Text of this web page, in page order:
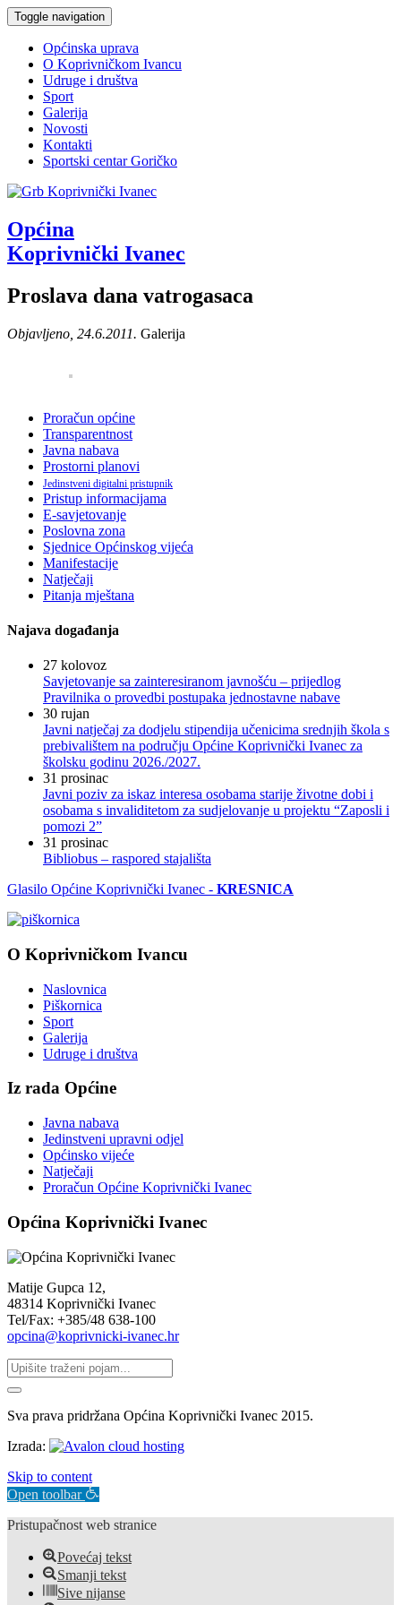
Toggle navigation
Općinska uprava
O Koprivničkom Ivancu
Udruge i društva
Sport
Galerija
Novosti
Kontakti
Sportski centar Goričko
Općina
Koprivnički Ivanec
Proslava dana vatrogasaca
Objavljeno, 24.6.2011. Galerija
Proračun općine
Transparentnost
Javna nabava
Prostorni planovi
Jedinstveni digitalni pristupnik
Pristup informacijama
E-savjetovanje
Poslovna zona
Sjednice Općinskog vijeća
Manifestacije
Natječaji
Pitanja mještana
Najava događanja
27 kolovoz
Savjetovanje sa zainteresiranom javnošću – prijedlog
Pravilnika o provedbi postupaka jednostavne nabave
30 rujan
Javni natječaj za dodjelu stipendija učenicima srednjih škola s
prebivalištem na području Općine Koprivnički Ivanec za
školsku godinu 2026./2027.
31 prosinac
Javni poziv za iskaz interesa osobama starije životne dobi i
osobama s invaliditetom za sudjelovanje u projektu “Zaposli i
pomozi 2”
31 prosinac
Bibliobus – raspored stajališta
Glasilo Općine Koprivnički Ivanec - KRESNICA
O Koprivničkom Ivancu
Naslovnica
Piškornica
Sport
Galerija
Udruge i društva
Iz rada Općine
Javna nabava
Jedinstveni upravni odjel
Općinsko vijeće
Natječaji
Proračun Općine Koprivnički Ivanec
Općina Koprivnički Ivanec
Matije Gupca 12,
48314 Koprivnički Ivanec
Tel/Fax: +385/48 638-100
opcina@koprivnicki-ivanec.hr
Sva prava pridržana Općina Koprivnički Ivanec 2015.
Izrada:
Skip to content
Open toolbar
Pristupačnost web stranice
Povećaj tekst
Smanji tekst
Sive nijanse